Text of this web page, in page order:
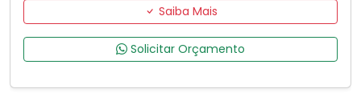
Saiba Mais
Solicitar Orçamento